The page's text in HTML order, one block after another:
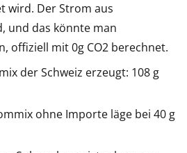
wird. Der Strom aus
und das könnte man
offiziell mit 0g CO2 berechnet.
der Schweiz erzeugt: 108 g
ohne Importe läge bei 40 g